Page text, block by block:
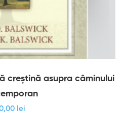
creștină asupra câminului
,00 lei